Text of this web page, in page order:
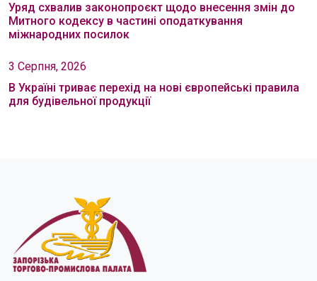
Уряд схвалив законопроєкт щодо внесення змін до
Митного кодексу в частині оподаткування
міжнародних посилок
3 Серпня, 2026
В Україні триває перехід на нові європейські правила
для будівельної продукції